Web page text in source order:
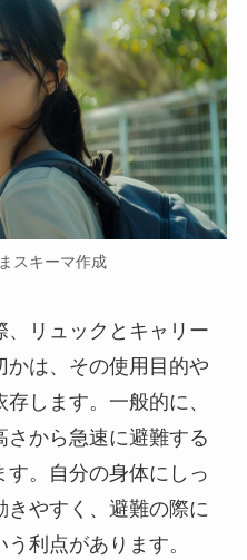
スキーマ作成
リュックとキャリー
は、その使用目的や
します。一般的に、
さから急速に避難する
。自分の身体にしっ
きやすく、避難の際に
利点があります。